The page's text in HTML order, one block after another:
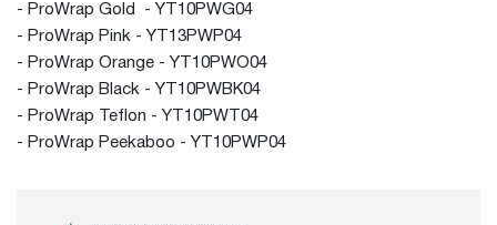
- ProWrap Gold - YT10PWG04
- ProWrap Pink - YT13PWP04
- ProWrap Orange - YT10PWO04
- ProWrap Black - YT10PWBK04
- ProWrap Teflon - YT10PWT04
- ProWrap Peekaboo - YT10PWP04